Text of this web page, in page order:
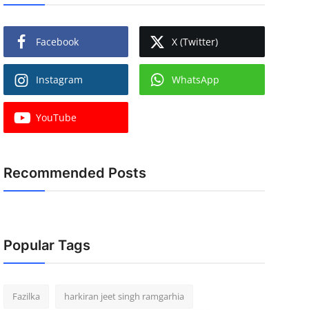
Facebook X (Twitter)
Instagram WhatsApp
YouTube
Recommended Posts
Popular Tags
Fazilka harkiran jeet singh ramgarhia